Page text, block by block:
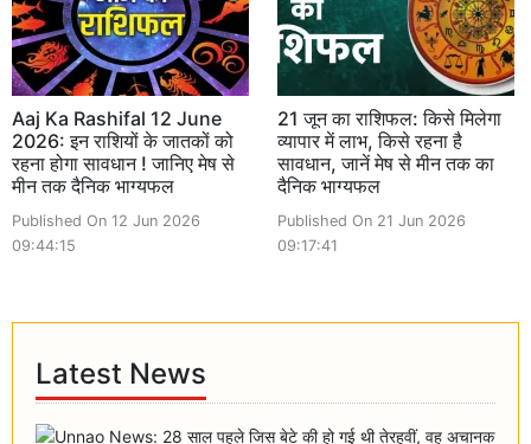
Aaj Ka Rashifal 12 June
2026: इन राशियों के जातकों को
रहना होगा सावधान ! जानिए मेष से
मीन तक दैनिक भाग्यफल
Published On 12 Jun 2026
09:44:15
21 जून का राशिफल: किसे मिलेगा
व्यापार में लाभ, किसे रहना है
सावधान, जानें मेष से मीन तक का
दैनिक भाग्यफल
Published On 21 Jun 2026
09:17:41
Latest News